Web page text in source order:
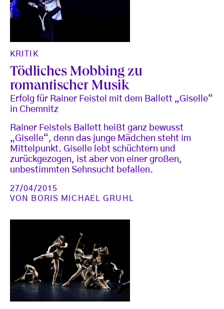
KRITIK
Tödliches Mobbing zu
romantischer Musik
Erfolg für Rainer Feistel mit dem Ballett „Giselle“
in Chemnitz
Rainer Feistels Ballett heißt ganz bewusst
„Giselle“, denn das junge Mädchen steht im
Mittelpunkt. Giselle lebt schüchtern und
zurückgezogen, ist aber von einer großen,
unbestimmten Sehnsucht befallen.
27/04/2015
VON
BORIS MICHAEL GRUHL